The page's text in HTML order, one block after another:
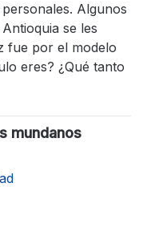
Algunos
se les
fue por el modelo
eres? ¿Qué tanto
mundanos